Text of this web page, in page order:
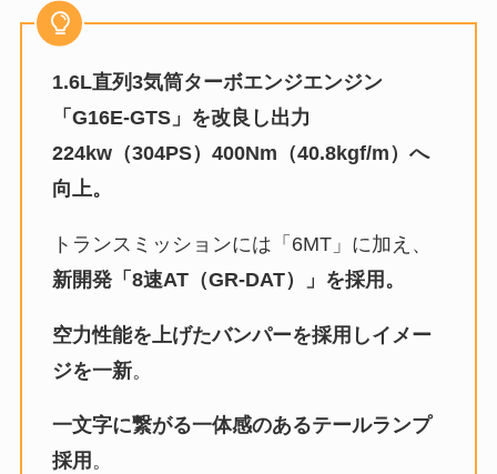
1.6L直列3気筒ターボエンジエンジン
「G16E-GTS」を改良し出力
224kw（304PS）400Nm（40.8kgf/m）へ
向上。
トランスミッションには「6MT」に加え、
新開発「8速AT（GR-DAT）」を採用。
空力性能を上げたバンパーを採用しイメー
ジを一新。
一文字に繋がる一体感のあるテールランプ
採用 。